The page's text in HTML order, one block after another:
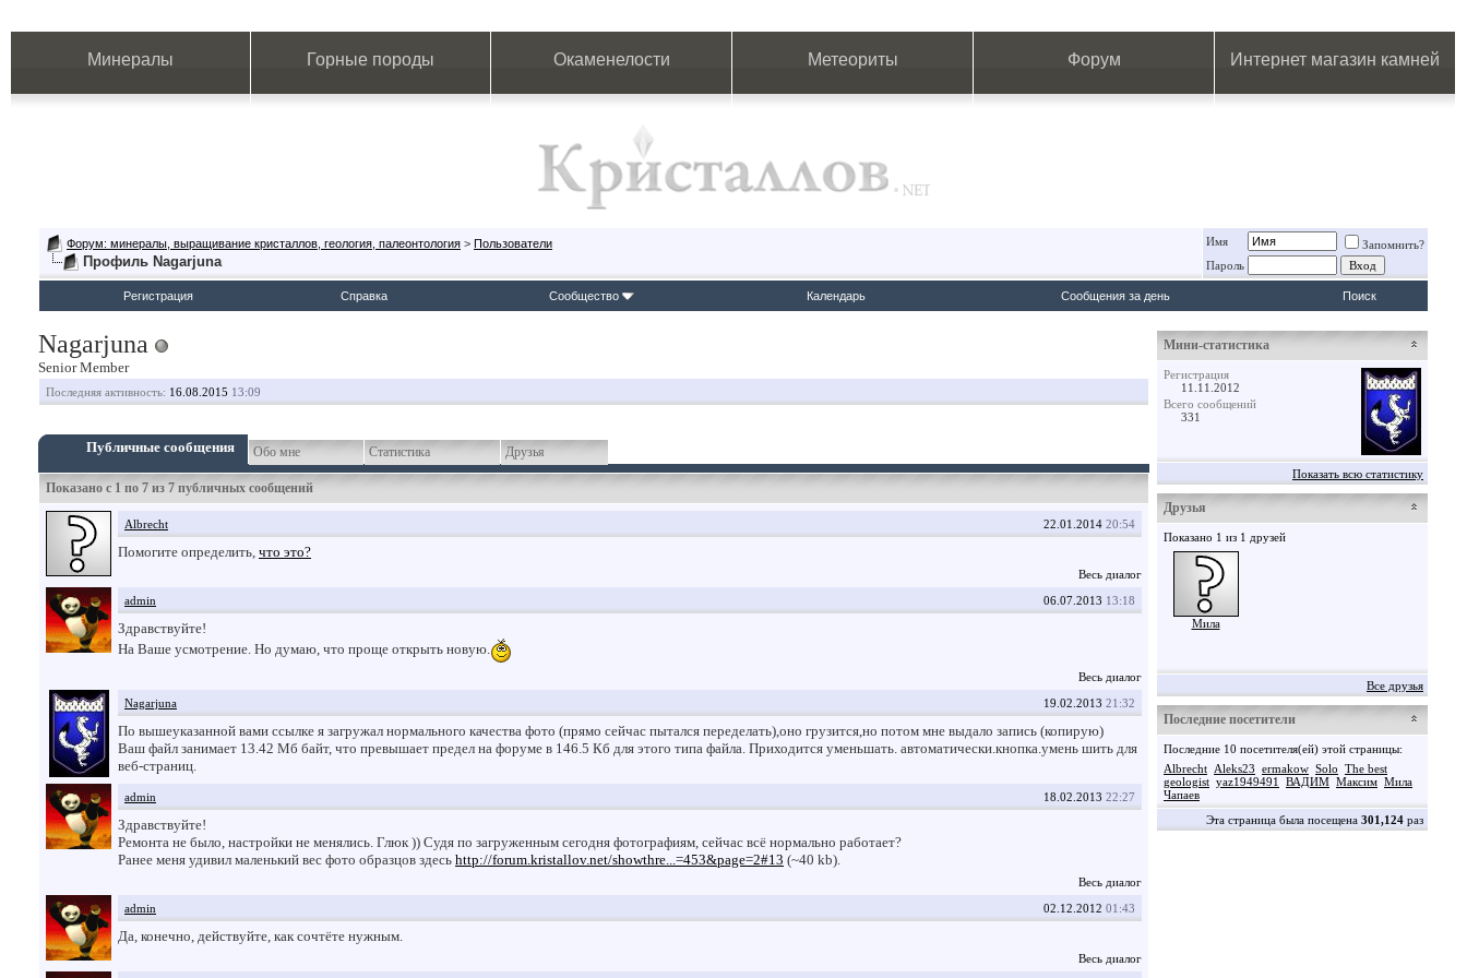
Минералы Горные породы Окаменелости Метеориты Форум Интернет магазин камней
Форум: минералы, выращивание кристаллов, геология, палеонтология > Пользователи
Профиль Nagarjuna
Имя
Запомнить?
Пароль
Регистрация Справка Сообщество Календарь Сообщения за день Поиск
Nagarjuna
Senior Member
Последняя активность: 16.08.2015 13:09
Публичные сообщения Обо мне Статистика Друзья
Показано с 1 по 7 из 7 публичных сообщений
22.01.2014 20:54
Albrecht
Помогите определить, что это?
Весь диалог
06.07.2013 13:18
admin
Здравствуйте!
На Ваше усмотрение. Но думаю, что проще открыть новую.
Весь диалог
19.02.2013 21:32
Nagarjuna
По вышеуказанной вами ссылке я загружал нормального качества фото (прямо сейчас пытался переделать),оно грузится,но потом мне выдало запись (копирую)
Ваш файл занимает 13.42 Мб байт, что превышает предел на форуме в 146.5 Кб для этого типа файла. Приходится уменьшать. автоматически.кнопка.умень шить для
веб-страниц.
18.02.2013 22:27
admin
Здравствуйте!
Ремонта не было, настройки не менялись. Глюк )) Судя по загруженным сегодня фотографиям, сейчас всё нормально работает?
Ранее меня удивил маленький вес фото образцов здесь http://forum.kristallov.net/showthre...=453&page=2#13 (~40 kb).
Весь диалог
02.12.2012 01:43
admin
Да, конечно, действуйте, как сочтёте нужным.
Весь диалог
Мини-статистика
Регистрация
11.11.2012
Всего сообщений
331
Показать всю статистику
Друзья
Показано 1 из 1 друзей
Мила
Все друзья
Последние посетители
Последние 10 посетителя(ей) этой страницы:
Albrecht Aleks23 ermakow Solo The best
geologist yaz1949491 ВАДИМ Максим Мила
Чапаев
Эта страница была посещена 301,124 раз